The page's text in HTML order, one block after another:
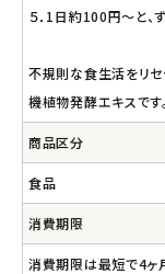
５．1日約100円～と
不規則な食生活をリセ
機植物発酵エキスです。
商品区分
食品
消費期限
消費期限は最短で4ヶ